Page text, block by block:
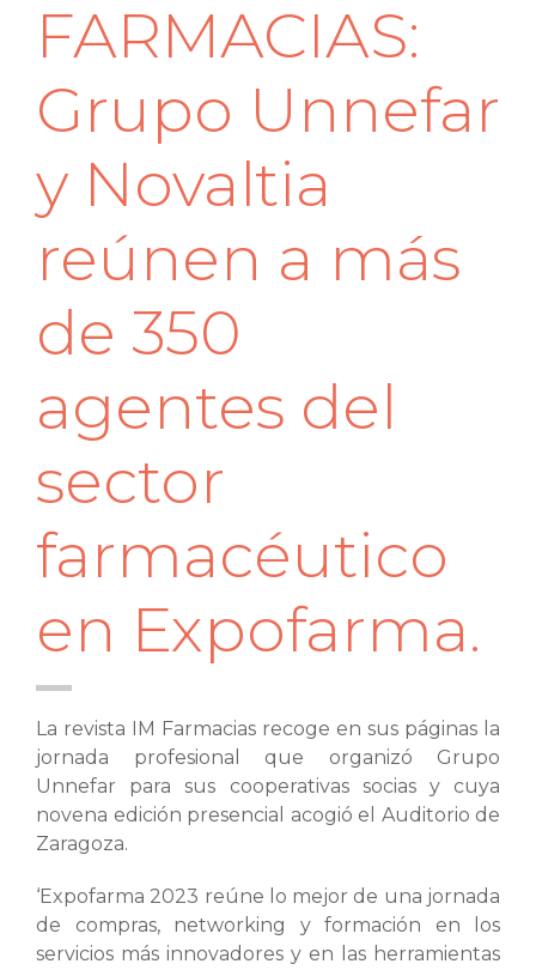
FARMACIAS:
Grupo Unnefar
y Novaltia
reúnen a más
de 350
agentes del
sector
farmacéutico
en Expofarma.
La revista IM Farmacias recoge en sus páginas la
jornada profesional que organizó Grupo
Unnefar para sus cooperativas socias y cuya
novena edición presencial acogió el Auditorio de
Zaragoza.
‘Expofarma 2023 reúne lo mejor de una jornada
de compras, networking y formación en los
servicios más innovadores y en las herramientas